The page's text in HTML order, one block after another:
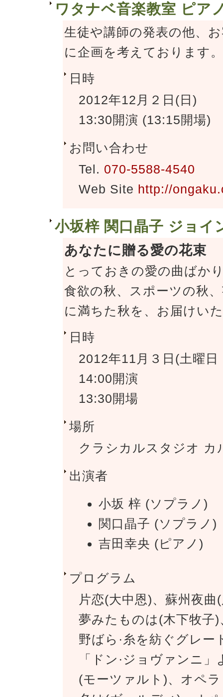
ワタナベ音楽教室 ピア
生徒や講師の発表の他、
に企画を考えております
日時
2012年12月２日(日)
13:30開演 (13:15開場)
お問い合わせ
Tel. 070-5588-4540
Web Site http://
小坂梓 関口晶子 ジョイ
あなたに贈る愛の花束
とっておきの愛の曲ばか
食欲の秋、スポーツの秋
に満ちた秋を、お届けい
日時
2012年11月３日(土曜日
14:00開演
13:30開場
場所
クラシカルスタジオ カ
出演者
小坂 梓 (ソプラノ)
関口晶子 (ソプラノ)
吉田幸央 (ピアノ)
プログラム
片恋(大中恩)、蘇州夜
夢みたものは(木下牧子
野ばら·糸を紡ぐグレ
「ドン·ジョヴァンニ
(モーツァルト)、オペ